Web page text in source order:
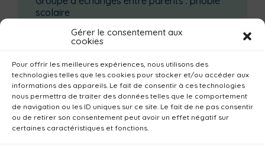
Gérer le consentement aux
cookies
Pour offrir les meilleures expériences, nous utilisons des
technologies telles que les cookies pour stocker et/ou accéder aux
informations des appareils. Le fait de consentir à ces technologies
nous permettra de traiter des données telles que le comportement
de navigation ou les ID uniques sur ce site. Le fait de ne pas consentir
ou de retirer son consentement peut avoir un effet négatif sur
certaines caractéristiques et fonctions.
scolaire
Ateliers sur la périnatalité
La saison culturelle 2026-2027 est lancée !
Changements d’horaires activités jeunes
Enquête publique
Catégories actualités / agenda
Petite enfance